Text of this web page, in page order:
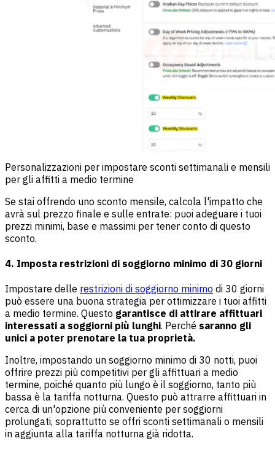
Personalizzazioni per impostare sconti settimanali e mensili
per gli affitti a medio termine
Se stai offrendo uno sconto mensile, calcola l'impatto che
avrà sul prezzo finale e sulle entrate: puoi adeguare i tuoi
prezzi minimi, base e massimi per tener conto di questo
sconto.
4. Imposta restrizioni di soggiorno minimo di 30 giorni
Impostare delle restrizioni di soggiorno minimo di 30 giorni
può essere una buona strategia per ottimizzare i tuoi affitti
a medio termine. Questo garantisce di attirare affittuari
interessati a soggiorni più lunghi. Perché saranno gli
unici a poter prenotare la tua proprietà.
Inoltre, impostando un soggiorno minimo di 30 notti, puoi
offrire prezzi più competitivi per gli affittuari a medio
termine, poiché quanto più lungo è il soggiorno, tanto più
bassa è la tariffa notturna. Questo può attrarre affittuari in
cerca di un'opzione più conveniente per soggiorni
prolungati, soprattutto se offri sconti settimanali o mensili
in aggiunta alla tariffa notturna già ridotta.